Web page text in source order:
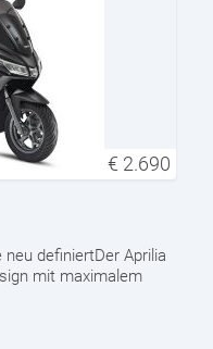
€ 2.690
definiertDer Aprilia
mit maximalem